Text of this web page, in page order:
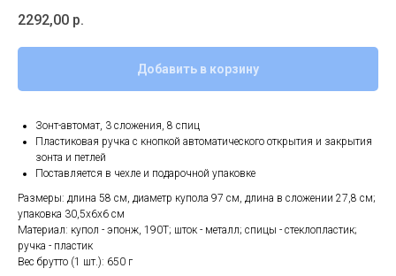
2292,00 р.
Добавить в корзину
Зонт-автомат, 3 сложения, 8 спиц
Пластиковая ручка с кнопкой автоматического открытия и закрытия
зонта и петлей
Поставляется в чехле и подарочной упаковке
Размеры: длина 58 см, диаметр купола 97 см, длина в сложении 27,8 см;
упаковка 30,5х6х6 см
Материал: купол - эпонж, 190Т; шток - металл; спицы - стеклопластик;
ручка - пластик
Вес брутто (1 шт.): 650 г